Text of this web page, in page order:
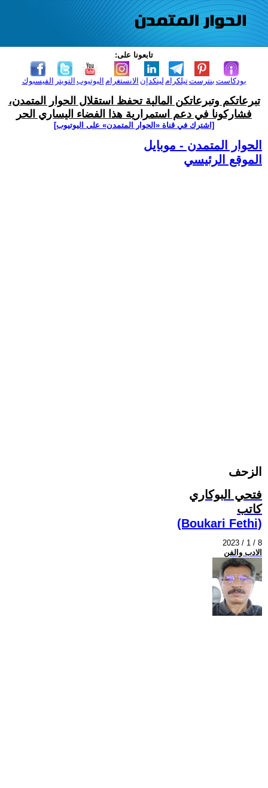
تابعونا على:
الفيسبوك التويتر اليوتيوب الانستغرام لينكدإن تيلكرامبنترست بودكاست
تبرعاتكم وتبرعاتكن المالية تحفظ استقلال الحوار المتمدن،
فشاركونا في دعم استمرارية هذا الفضاء اليساري الحر
[اشترك في قناة ‫«الحوار المتمدن» على اليوتيوب]
الحوار المتمدن - موبايل
الموقع الرئيسي
الزحف
فتحي البوكاري
كاتب
(Boukari Fethi)
2023 / 1 / 8
الادب والفن